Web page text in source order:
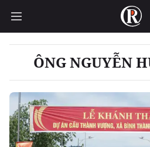
ÔNG NGUYỄN